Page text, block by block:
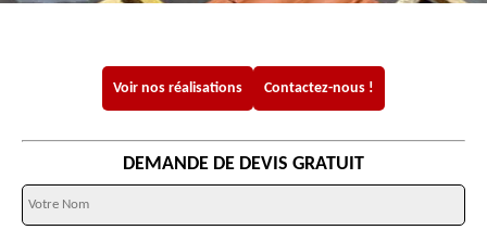
Voir nos réalisations Contactez-nous !
DEMANDE DE DEVIS GRATUIT